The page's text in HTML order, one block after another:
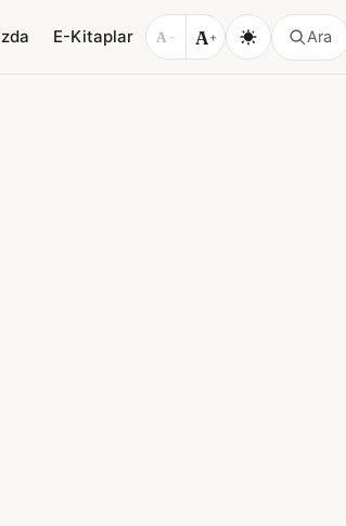
E-Kitaplar A − A+ Ara